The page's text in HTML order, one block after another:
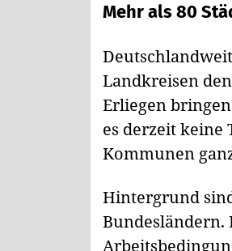
Mehr als 80
Landkreisen
Erliegen
es derzeit keine
Kommunen
Hintergrund
Bundesländern.